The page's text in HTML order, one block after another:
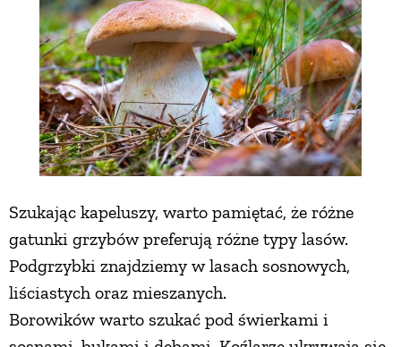
Szukając kapeluszy, warto pamiętać, że różne
gatunki grzybów preferują różne typy lasów.
Podgrzybki znajdziemy w lasach sosnowych,
liściastych oraz mieszanych.
Borowików warto szukać pod świerkami i